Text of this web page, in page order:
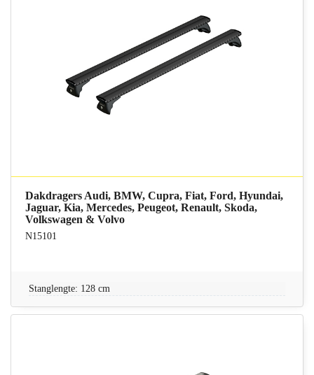
Dakdragers Audi, BMW, Cupra, Fiat, Ford, Hyundai,
Jaguar, Kia, Mercedes, Peugeot, Renault, Skoda,
Volkswagen & Volvo
N15101
Stanglengte: 128 cm